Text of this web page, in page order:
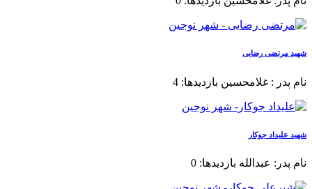
شهید مرتضی رضایی
نام پدر : غلامحسین بازدیدها: 4
شهید علیداد جوکار
نام پدر: عبدالله بازدیدها: 0